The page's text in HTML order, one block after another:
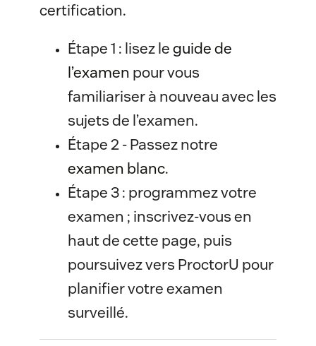
certification.
Étape 1 : lisez leguide de
l’examen pour vous
familiariser à nouveau avec les
sujets de l’examen.
Étape 2 - Passez notre
examen blanc.
Étape 3 : programmez votre
examen ; inscrivez-vous en
haut de cette page, puis
poursuivez vers ProctorU pour
planifier votre examen
surveillé.